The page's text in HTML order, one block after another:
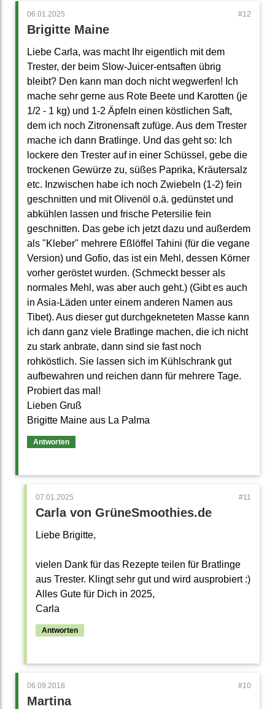
06.01.2025
Brigitte Maine
Liebe Carla, was macht Ihr eigentlich mit dem
Trester, der beim Slow-Juicer-entsaften übrig
bleibt? Den kann man doch nicht wegwerfen! Ich
mache sehr gerne aus Rote Beete und Karotten (je
1/2 - 1 kg) und 1-2 Äpfeln einen köstlichen Saft,
dem ich noch Zitronensaft zufüge. Aus dem Trester
mache ich dann Bratlinge. Und das geht so: Ich
lockere den Trester auf in einer Schüssel, gebe die
trockenen Gewürze zu, süßes Paprika, Kräutersalz
etc. Inzwischen habe ich noch Zwiebeln (1-2) fein
geschnitten und mit Olivenöl o.ä. gedünstet und
abkühlen lassen und frische Petersilie fein
geschnitten. Das gebe ich jetzt dazu und außerdem
als "Kleber" mehrere Eßlöffel Tahini (für die vegane
Version) und Gofio, das ist ein Mehl, dessen Körner
vorher geröstet wurden. (Schmeckt besser als
normales Mehl, was aber auch geht.) (Gibt es auch
in Asia-Läden unter einem anderen Namen aus
Tibet). Aus dieser gut durchgekneteten Masse kann
ich dann ganz viele Bratlinge machen, die ich nicht
zu stark anbrate, dann sind sie fast noch
rohköstlich. Sie lassen sich im Kühlschrank gut
aufbewahren und reichen dann für mehrere Tage.
Probiert das mal!
Lieben Gruß
Brigitte Maine aus La Palma
Antworten
07.01.2025
Carla von GrüneSmoothies.de
Liebe Brigitte,
vielen Dank für das Rezepte teilen für Bratlinge
aus Trester. Klingt sehr gut und wird ausprobiert :)
Alles Gute für Dich in 2025,
Carla
Antworten
06.09.2018
Martina